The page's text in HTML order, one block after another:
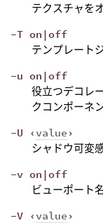
テクスチャを
-T on|off
テンプレート
-u on|off
役立つデコレ
クコンポーネ
-U ‹value ›
シャドウ可変
-v on|off
ビューポート
-V ‹value ›